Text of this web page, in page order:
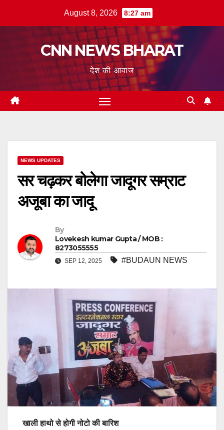
August 8, 2026 8:27 am
CNN NEWS BHARAT
देश की आवाज
NEWS UPDATES
सर चढ़कर बोलेगा जादूगर सम्राट
अजूबा का जादू
By
Lovekesh kumar Gupta / MOB :
8273055555
SEP 12, 2025 #BUDAUN NEWS
खाली हाथो से होगी नोटो की बारिश